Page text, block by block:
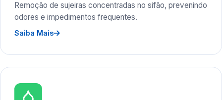
Remoção de sujeiras concentradas no sifão, prevenindo
odores e impedimentos frequentes.
Saiba Mais